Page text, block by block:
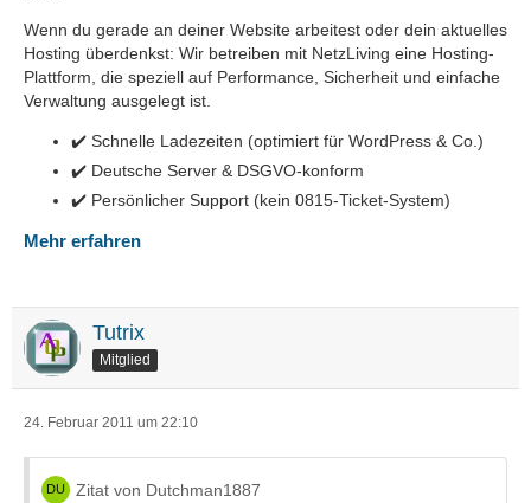
Wenn du gerade an deiner Website arbeitest oder dein aktuelles
Hosting überdenkst: Wir betreiben mit NetzLiving eine Hosting-
Plattform, die speziell auf Performance, Sicherheit und einfache
Verwaltung ausgelegt ist.
✔️ Schnelle Ladezeiten (optimiert für WordPress & Co.)
✔️ Deutsche Server & DSGVO-konform
✔️ Persönlicher Support (kein 0815-Ticket-System)
Mehr erfahren
Tutrix
Mitglied
24. Februar 2011 um 22:10
Zitat von Dutchman1887